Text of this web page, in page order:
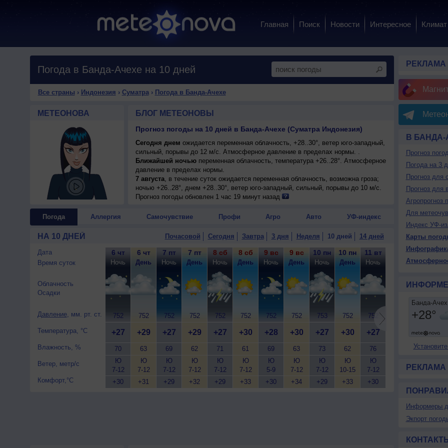
Главная Поиск Новости Интересное Климат
Погода в Банда-Ачехе на 10 дней
Все страны › Индонезия › Суматра› Погода в Банда-Ачехе
МЕТЕОНОВА БЛОГ МЕТЕОНОВЫ
Прогноз погоды на 10 дней в Банда-Ачехе (Суматра Индонезия)
Сегодня днем ожидается переменная облачность, +28..30°, ветер юго-западный,
сильный, порывы до 12 м/с. Атмосферное давление в пределах нормы. .
Ближайшей ночьюпеременная облачность, температура +26..28°. Атмосферное
давление в пределах нормы.
7 августа, в течение суток ожидается переменная облачность, возможна гроза;
ночью +26..28°, днем +28..30°, ветер юго-западный, сильный, порывы до 10 м/с.
8 августа, ожидается переменная облачность, небольшой дождь, возможна
10 м/с.
ночью +27..29°, днем +29..31°, ветер юго-западный, сильный, порывы до 10 м/с.
10 августа, ожидается переменная облачность, небольшой дождь, возможна
гроза; ночью +26..28°, днем +29..31°, ветер юго-западный, сильный, порывы до
12 м/с.
Прогноз погоды обновлен 1 час 19 минут назад
Погода Аллергия Самочувствие Профи Агро Авто УФ-индекс
НА 10 ДНЕЙ Почасовой Сегодня Завтра 3 дня Неделя 10 дней 14 дней
Дата
Время суток
Облачность
Осадки
Давление, мм. рт. ст.
Температура, °C
Влажность, %
Ветер, метр/с
Комфорт,°C
6 чт
Ночь
752
+27
70
Ю
7-12
+30
6 чт
День
752
+29
63
Ю
7-12
+31
7 пт
Ночь
752
+27
69
Ю
7-12
+29
7 пт
День
752
+29
62
Ю
7-12
+32
8 сб
Ночь
752
+27
71
Ю
7-12
+29
8 сб
День
752
+30
61
Ю
7-12
+33
9 вс
Ночь
752
+28
69
Ю
5-9
+30
9 вс
День
752
+30
63
Ю
7-12
+34
10 пн
Ночь
753
+27
73
Ю
7-12
+29
10 пн
День
752
+30
62
Ю
10-15
+33
11 вт
Ночь
752
+27
76
Ю
7-12
+30
11 вт
День
12 ср
Ночь
752
+27
71
7-12
РЕКЛАМА
В БАНДА-
Прогноз
Погода на 3
Прогноз для
Прогноз для
Агропрогноз
Для
Индекс УФ-
Карты
РЕКЛАМА
Информеры
Экпорт